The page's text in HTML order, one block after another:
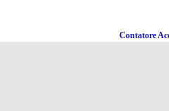
Contatore